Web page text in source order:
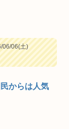
06/06(土)
からは人気